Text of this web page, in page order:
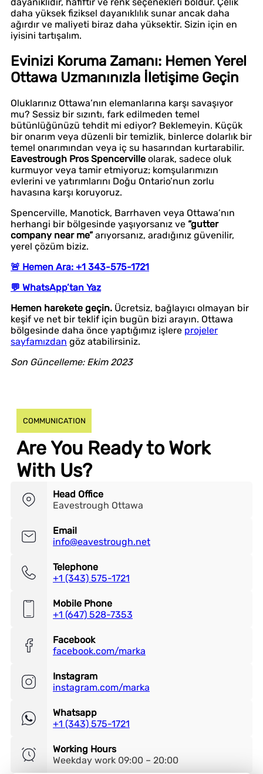
dayanıklıdır, hafiftir ve renk seçenekleri boldur. Çelik
daha yüksek fiziksel dayanıklılık sunar ancak daha
ağırdır ve maliyeti biraz daha yüksektir. Sizin için en
iyisini tartışalım.
Evinizi Koruma Zamanı: Hemen Yerel
Ottawa Uzmanınızla İletişime Geçin
Oluklarınız Ottawa’nın elemanlarına karşı savaşıyor
mu? Sessiz bir sızıntı, fark edilmeden temel
bütünlüğünüzü tehdit mi ediyor? Beklemeyin. Küçük
bir onarım veya düzenli bir temizlik, binlerce dolarlık bir
temel onarımından veya iç su hasarından kurtarabilir.
Eavestrough Pros Spencerville olarak, sadece oluk
kurmuyor veya tamir etmiyoruz; komşularımızın
evlerini ve yatırımlarını Doğu Ontario’nun zorlu
havasına karşı koruyoruz.
Spencerville, Manotick, Barrhaven veya Ottawa’nın
herhangi bir bölgesinde yaşıyorsanız ve “gutter
company near me”arıyorsanız, aradığınız güvenilir,
yerel çözüm biziz.
🚨 Hemen Ara: +1 343-575-1721
💬 WhatsApp’tan Yaz
Hemen harekete geçin. Ücretsiz, bağlayıcı olmayan bir
keşif ve net bir teklif için bugün bizi arayın. Ottawa
bölgesinde daha önce yaptığımız işlere projeler
sayfamızdan göz atabilirsiniz.
Son Güncelleme: Ekim 2023
COMMUNICATION
Are You Ready to Work
With Us?
Head Office
Eavestrough Ottawa
Email
info@eavestrough.net
Telephone
+1 (343) 575-1721
Mobile Phone
+1 (647) 528-7353
Facebook
facebook.com/marka
Instagram
instagram.com/marka
Whatsapp
+1 (343) 575-1721
Working Hours
Weekday work 09:00 – 20:00